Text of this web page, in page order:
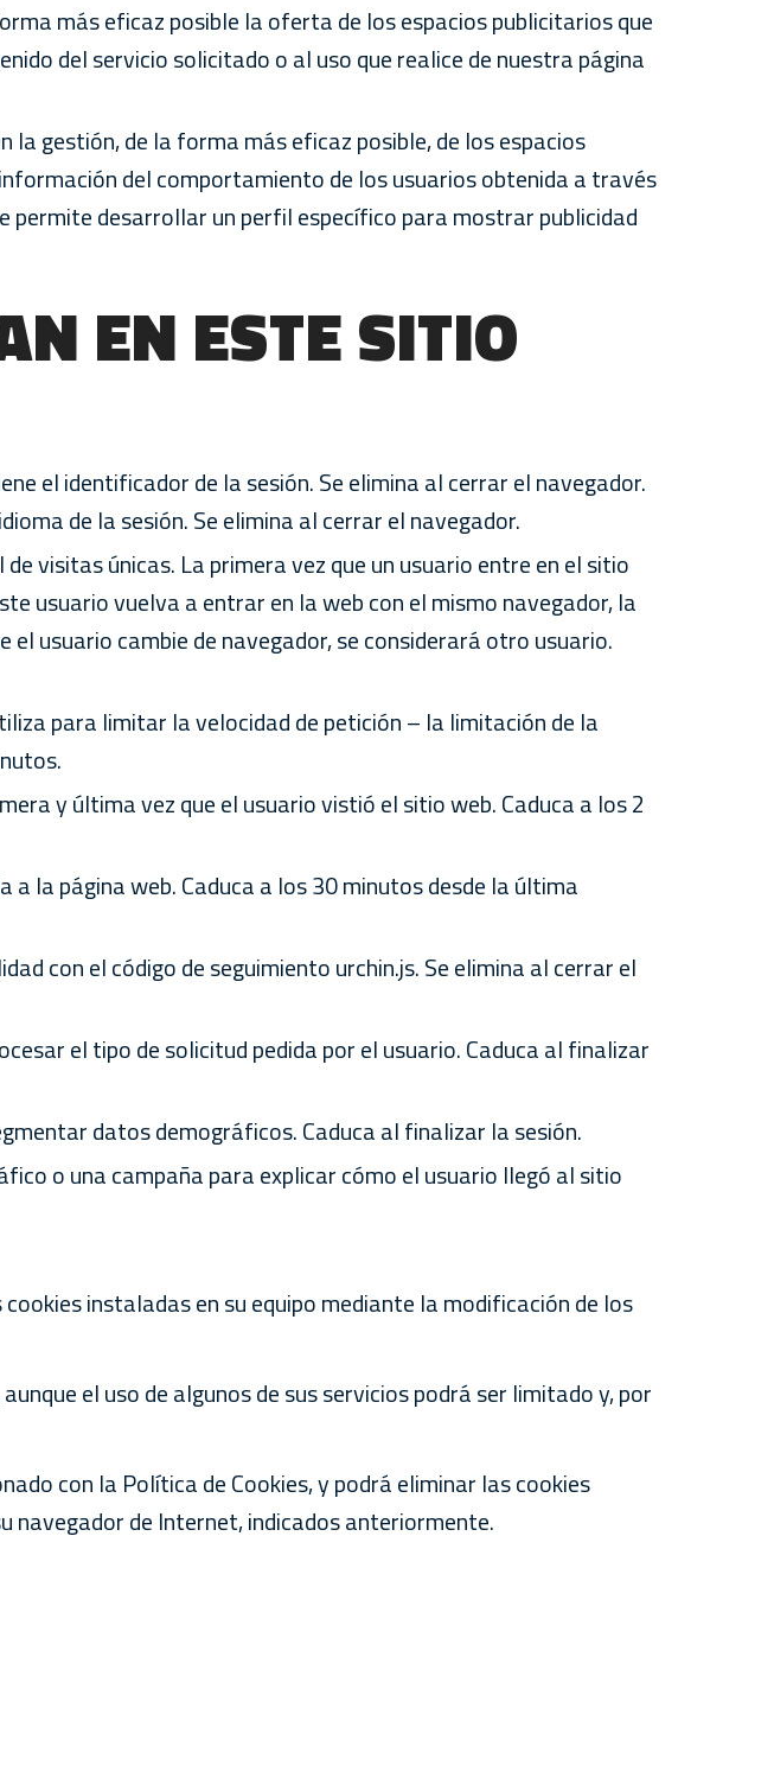
más eficaz posible la oferta de los espacios publicitarios que
del servicio solicitado o al uso que realice de nuestra página
gestión, de la forma más eficaz posible, de los espacios
del comportamiento de los usuarios obtenida a través
permite desarrollar un perfil específico para mostrar publicidad
EN ESTE SITIO
el identificador de la sesión. Se elimina al cerrar el navegador.
de la sesión. Se elimina al cerrar el navegador.
visitas únicas. La primera vez que un usuario entre en el sitio
usuario vuelva a entrar en la web con el mismo navegador, la
el usuario cambie de navegador, se considerará otro usuario.
para limitar la velocidad de petición – la limitación de la
y última vez que el usuario vistió el sitio web. Caduca a los 2
la página web. Caduca a los 30 minutos desde la última
con el código de seguimiento urchin.js. Se elimina al cerrar el
el tipo de solicitud pedida por el usuario. Caduca al finalizar
datos demográficos. Caduca al finalizar la sesión.
o una campaña para explicar cómo el usuario llegó al sitio
instaladas en su equipo mediante la modificación de los
el uso de algunos de sus servicios podrá ser limitado y, por
con la Política de Cookies, y podrá eliminar las cookies
navegador de Internet, indicados anteriormente.